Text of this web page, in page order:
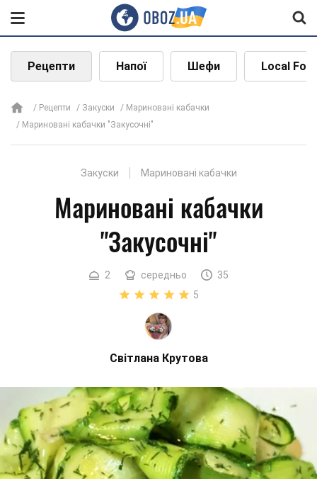
Рецепти Напої Шефи Local
Рецепти Закуски
Мариновані кабачки
Мариновані кабачки "Закусочні"
Закуски Мариновані кабачки
Мариновані кабачки
"Закусочні"
2 середньо
35
5
Світлана Крутова